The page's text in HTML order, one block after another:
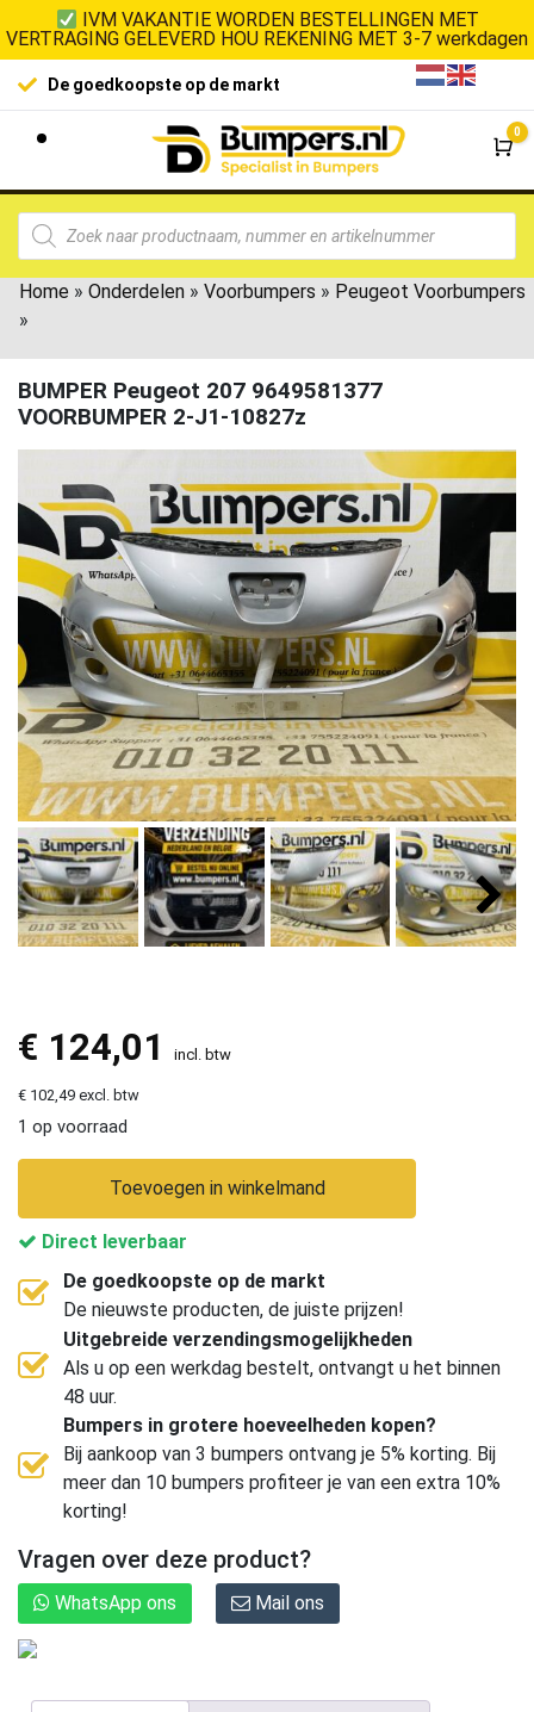
IVM VAKANTIE WORDEN BESTELLINGEN MET
VERTRAGING GELEVERD HOU REKENING MET 3-7 werkdagen
De goedkoopste op de markt
0
Home » Onderdelen » Voorbumpers » Peugeot Voorbumpers
»
BUMPER Peugeot 207 9649581377
VOORBUMPER 2-J1-10827z
€ 124,01 incl. btw
€ 102,49 excl. btw
1 op voorraad
Toevoegen in winkelmand
Direct leverbaar
De goedkoopste op de markt
De nieuwste producten, de juiste prijzen!
Uitgebreide verzendingsmogelijkheden
Als u op een werkdag bestelt, ontvangt u het binnen
48 uur.
Bumpers in grotere hoeveelheden kopen?
Bij aankoop van 3 bumpers ontvang je 5% korting. Bij
meer dan 10 bumpers profiteer je van een extra 10%
korting!
Vragen over deze product?
WhatsApp ons Mail ons